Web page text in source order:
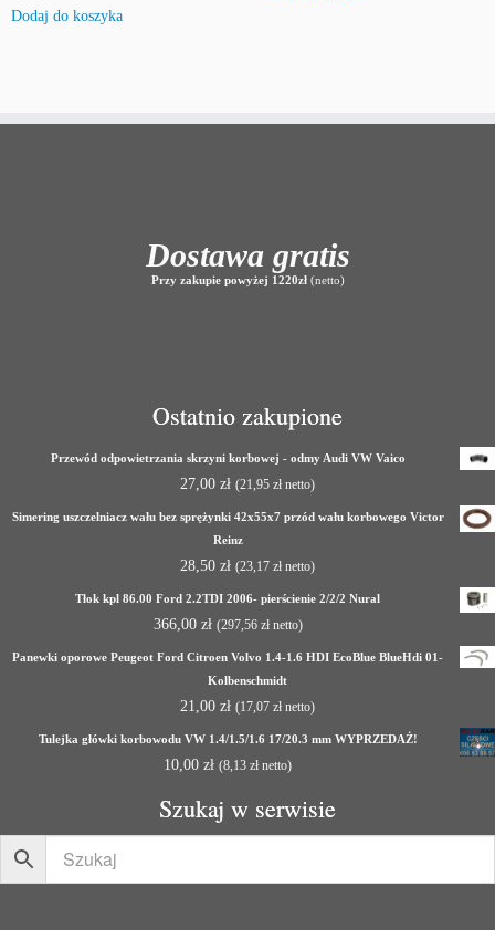
Dodaj do koszyka
Dostawa gratis
Przy zakupie powyżej 1220zł(netto)
Ostatnio zakupione
Przewód odpowietrzania skrzyni korbowej - odmy Audi VW Vaico
27,00 zł (21,95 zł netto)
Simering uszczelniacz wału bez sprężynki 42x55x7 przód wału korbowego Victor
Reinz
28,50 zł (23,17 zł netto)
Tłok kpl 86.00 Ford 2.2TDI 2006- pierścienie 2/2/2 Nural
366,00 zł (297,56 złnetto)
Panewki oporowe Peugeot Ford Citroen Volvo 1.4-1.6 HDI EcoBlue BlueHdi 01-
Kolbenschmidt
21,00 zł (17,07 zł netto)
Tulejka główki korbowodu VW 1.4/1.5/1.6 17/20.3 mm WYPRZEDAŻ!
10,00 zł (8,13 zł netto)
Szukaj w serwisie